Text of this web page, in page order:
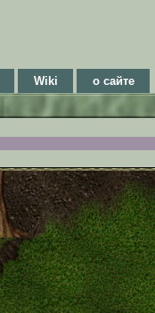
Wiki о сайте